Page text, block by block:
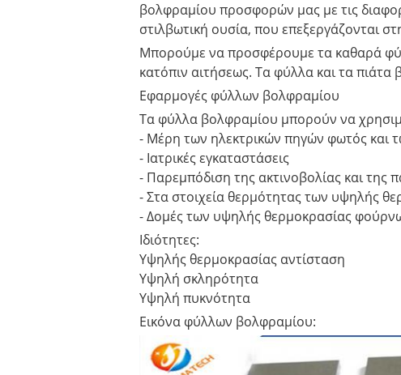
βολφραμίου προσφορών μας με τις
στιλβωτική ουσία, που επεξεργάζονται
Μπορούμε να προσφέρουμε τα καθαρά
κατόπιν αιτήσεως. Τα φύλλα και τα
Εφαρμογές φύλλων βολφραμίου
Τα φύλλα βολφραμίου μπορούν να
- Μέρη των ηλεκτρικών πηγών φωτός και
- Ιατρικές εγκαταστάσεις
- Παρεμπόδιση της ακτινοβολίας και της
- Στα στοιχεία θερμότητας των υψηλής
- Δομές των υψηλής θερμοκρασίας
Ιδιότητες:
Υψηλής θερμοκρασίας αντίσταση
Υψηλή σκληρότητα
Υψηλή πυκνότητα
Εικόνα φύλλων βολφραμίου: